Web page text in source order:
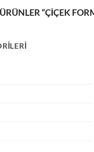
ÜRÜNLER “ÇIÇEK